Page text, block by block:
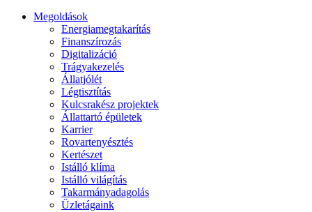
Megoldások
Energiamegtakarítás
Finanszírozás
Digitalizáció
Trágyakezelés
Állatjólét
Légtisztítás
Kulcsrakész projektek
Állattartó épületek
Karrier
Rovartenyésztés
Kertészet
Istálló klíma
Istálló világítás
Takarmányadagolás
Üzletágaink